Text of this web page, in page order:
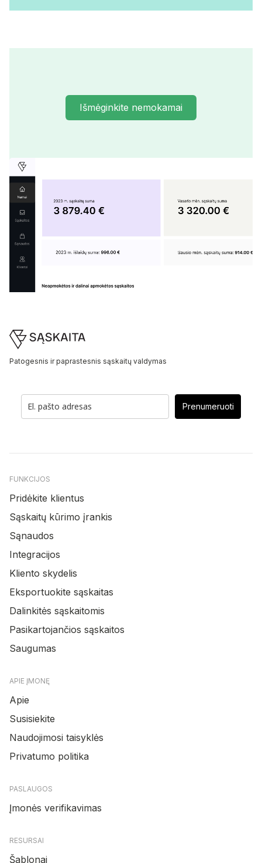
Išmėginkite nemokamai
Footer
Patogesnis ir paprastesnis sąskaitų valdymas
Prenumeruoti
FUNKCIJOS
Pridėkite klientus
Sąskaitų kūrimo įrankis
Sąnaudos
Integracijos
Kliento skydelis
Eksportuokite sąskaitas
Dalinkitės sąskaitomis
Pasikartojančios sąskaitos
Saugumas
APIE ĮMONĘ
Apie
Susisiekite
Naudojimosi taisyklės
Privatumo politika
PASLAUGOS
Įmonės verifikavimas
RESURSAI
Šablonai